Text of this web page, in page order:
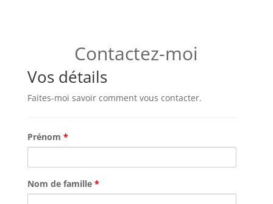
Contactez-moi
Vos détails
Faites-moi savoir comment vous contacter.
Prénom *
Nom de famille *